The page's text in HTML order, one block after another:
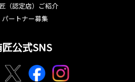
（認定店）ご紹介
パートナー募集
公式SNS